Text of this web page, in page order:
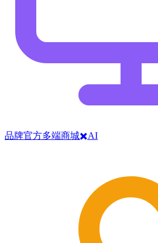
品牌官方多端商城✖️AI